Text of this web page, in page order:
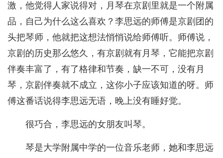
激，他觉得人家说得对，月琴在京剧里就是一个附属
品，自己为什么这么喜欢？李思远的师傅是京剧团的
头把琴师，他就把这想法悄悄说给师傅听。师傅说，
京剧的历史那么悠久，有京剧就有月琴，它能把京剧
伴奏丰富了，有了格律和节奏，缺一不可，没有月
琴，京剧伴奏就不成立，这你小子应该知道的呀。师
傅这番话说得李思远无语，晚上没有睡好觉。
很巧合，李思远的女朋友叫琴。
琴是大学附属中学的一位音乐老师，她和李思远